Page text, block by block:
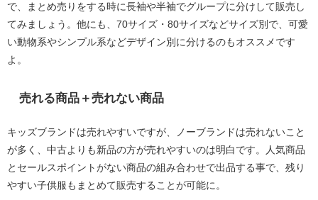
で、まとめ売りをする時に長袖や半袖でグループに分けして販売し
てみましょう。他にも、70サイズ・80サイズなどサイズ別で、可愛
い動物系やシンプル系などデザイン別に分けるのもオススメです
よ。
売れる商品＋売れない商品
キッズブランドは売れやすいですが、ノーブランドは売れないこと
が多く、中古よりも新品の方が売れやすいのは明白です。人気商品
とセールスポイントがない商品の組み合わせで出品する事で、残り
やすい子供服もまとめて販売することが可能に。